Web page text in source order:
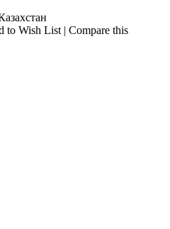
to Wish List | Compare this